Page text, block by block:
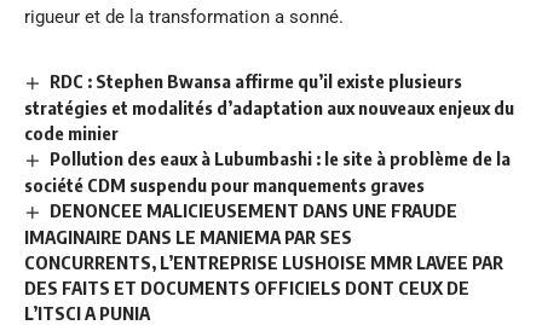
rigueur et de la transformation a sonné.
RDC : Stephen Bwansa affirme qu’il existe plusieurs
stratégies et modalités d’adaptation aux nouveaux enjeux du
code minier
Pollution des eaux à Lubumbashi : le site à problème de la
société CDM suspendu pour manquements graves
DENONCEE MALICIEUSEMENT DANS UNE FRAUDE
IMAGINAIRE DANS LE MANIEMA PAR SES
CONCURRENTS, L’ENTREPRISE LUSHOISE MMR LAVEE PAR
DES FAITS ET DOCUMENTS OFFICIELS DONT CEUX DE
L’ITSCI A PUNIA